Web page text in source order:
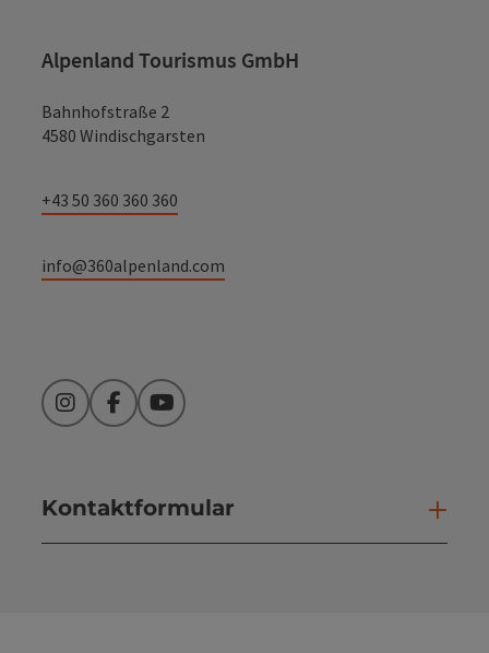
Alpenland Tourismus GmbH
Bahnhofstraße 2
4580 Windischgarsten
+43 50 360 360 360
info@360alpenland.com
InstagramFacebookYouTube
Kontaktformular